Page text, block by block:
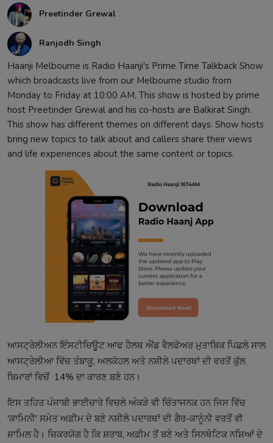
Preetinder Grewal
Ranjodh Singh
Haanji Melbourne is Radio Haanji's Prime Time Talkback Show
which broadcasts live from our Melbourne studio from
Monday to Friday at 10:00 AM. This show is hosted by prime
host Preetinder Grewal and his co-hosts are Balkirat Singh.
This show has different themes on different days. Show hosts
bring new topics to talk about and callers share their views
and life experiences about the same content or topics.
ਆਸਟ੍ਰੇਲੀਅਨ ਇੰਸਟੀਚਿਊਟ ਆਫ ਹੈਲਥ ਐਂਡ ਵੈਲਫੇਅਰ ਮੁਤਾਬਿਕ ਪਿਛਲੇ ਸਾਲ
ਆਸਟ੍ਰੇਲੀਆ ਵਿੱਚ ਤੰਬਾਕੂ, ਅਲਕੋਹਲ ਅਤੇ ਨਸ਼ੀਲੇ ਪਦਾਰਥਾਂ ਦੀ ਵਰਤੋਂ ਕੁੱਲ
ਬਿਮਾਰਾਂ ਵਿਚੋਂ 14% ਦਾ ਕਾਰਣ ਬਣੇ ਹਨ।
ਇਸ ਤਹਿਤ ਪੰਜਾਬੀ ਭਾਈਚਾਰੇ ਵਿਚਲੇ ਅੰਕੜੇ ਵੀ ਚਿੰਤਾਜਨਕ ਹਨ ਜਿਸ ਵਿੱਚ
'ਕਾਮਿਨੀ' ਸਮੇਤ ਅਫ਼ੀਮ ਦੇ ਬਣੇ ਨਸ਼ੀਲੇ ਪਦਾਰਥਾਂ ਦੀ ਗੈਰ-ਕਾਨੂੰਨੀ ਵਰਤੋਂ ਵੀ
ਸ਼ਾਮਿਲ ਹੈ। ਜ਼ਿਕਰਯੋਗ ਹੈ ਕਿ ਸ਼ਰਾਬ, ਅਫ਼ੀਮ ਤੋਂ ਬਣੇ ਅਤੇ ਸਿਨਥੇਟਿਕ ਨਸ਼ਿਆਂ ਦੇ